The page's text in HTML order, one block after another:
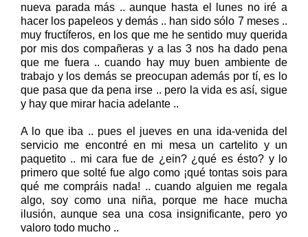
nueva parada más .. aunque hasta el lunes no iré a
hacer los papeleos y demás .. han sido sólo 7 meses ..
muy fructíferos, en los que me he sentido muy querida
por mis dos compañeras y a las 3 nos ha dado pena
que me fuera .. cuando hay muy buen ambiente de
trabajo y los demás se preocupan además por tí, es lo
que pasa que da pena irse .. pero la vida es así, sigue
y hay que mirar hacia adelante ..
A lo que iba .. pues el jueves en una ida-venida del
servicio me encontré en mi mesa un cartelito y un
paquetito .. mi cara fue de ¿ein? ¿qué es ésto? y lo
primero que solté fue algo como ¡qué tontas sois para
qué me compráis nada! .. cuando alguien me regala
algo, soy como una niña, porque me hace mucha
ilusión, aunque sea una cosa insignificante, pero yo
valoro todo mucho ..